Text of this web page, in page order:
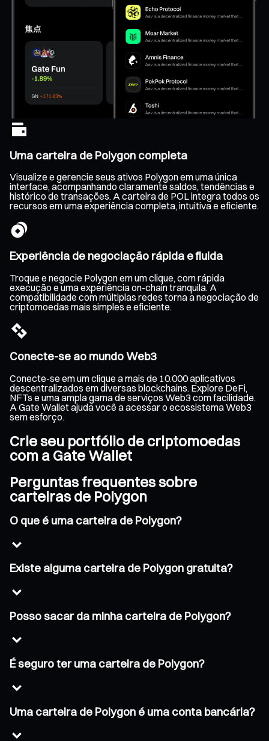
Uma carteira de Polygon completa
Visualize e gerencie seus ativos Polygon em uma única
interface, acompanhando claramente saldos, tendências e
histórico de transações. A carteira de POL integra todos os
recursos em uma experiência completa, intuitiva e eficiente.
Experiência de negociação rápida e fluida
Troque e negocie Polygon em um clique, com rápida
execução e uma experiência on-chain tranquila. A
compatibilidade com múltiplas redes torna a negociação de
criptomoedas mais simples e eficiente.
Conecte-se ao mundo Web3
Conecte-se em um clique a mais de 10.000 aplicativos
descentralizados em diversas blockchains. Explore DeFi,
NFTs e uma ampla gama de serviços Web3 com facilidade.
A Gate Wallet ajuda você a acessar o ecossistema Web3
sem esforço.
Crie seu portfólio de criptomoedas
com a Gate Wallet
Perguntas frequentes sobre
carteiras de Polygon
O que é uma carteira de Polygon?
Existe alguma carteira de Polygon gratuita?
Posso sacar da minha carteira de Polygon?
É seguro ter uma carteira de Polygon?
Uma carteira de Polygon é uma conta bancária?